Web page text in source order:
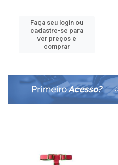
Faça seu login ou
cadastre-se para
ver preços e
comprar